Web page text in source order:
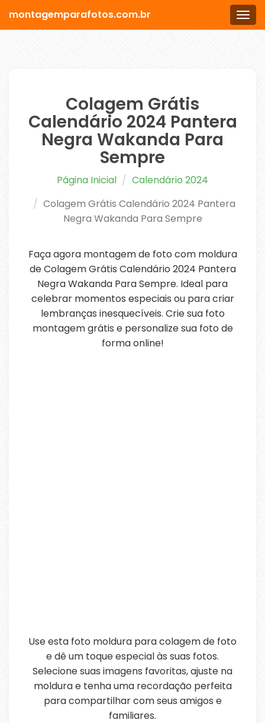
Menu
montagemparafotos.com.br
Colagem Grátis
Calendário 2024 Pantera
Negra Wakanda Para
Sempre
Página Inicial
Calendário 2024
Colagem Grátis Calendário 2024 Pantera
Negra Wakanda Para Sempre
Faça agora montagem de foto com moldura
de Colagem Grátis Calendário 2024 Pantera
Negra Wakanda Para Sempre. Ideal para
celebrar momentos especiais ou para criar
lembranças inesquecíveis. Crie sua foto
montagem grátis e personalize sua foto de
forma online!
Use esta foto moldura para colagem de foto
e dê um toque especial às suas fotos.
Selecione suas imagens favoritas, ajuste na
moldura e tenha uma recordação perfeita
para compartilhar com seus amigos e
familiares.